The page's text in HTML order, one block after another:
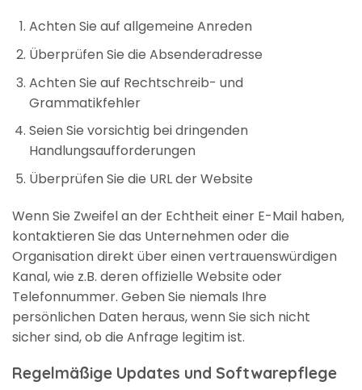
Achten Sie auf allgemeine Anreden
Überprüfen Sie die Absenderadresse
Achten Sie auf Rechtschreib- und
Grammatikfehler
Seien Sie vorsichtig bei dringenden
Handlungsaufforderungen
Überprüfen Sie die URL der Website
Wenn Sie Zweifel an der Echtheit einer E-Mail haben,
kontaktieren Sie das Unternehmen oder die
Organisation direkt über einen vertrauenswürdigen
Kanal, wie z.B. deren offizielle Website oder
Telefonnummer. Geben Sie niemals Ihre
persönlichen Daten heraus, wenn Sie sich nicht
sicher sind, ob die Anfrage legitim ist.
Regelmäßige Updates und Softwarepflege